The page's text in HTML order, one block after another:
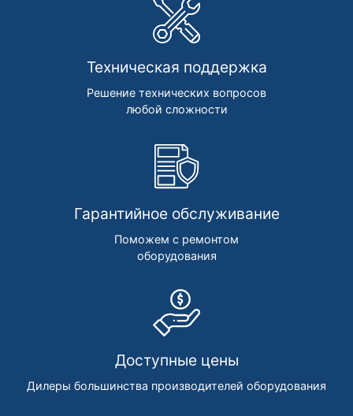
Техническая поддержка
Решение технических вопросов
любой сложности
Гарантийное обслуживание
Поможем с ремонтом
оборудования
Доступные цены
Дилеры большинства производителей оборудования